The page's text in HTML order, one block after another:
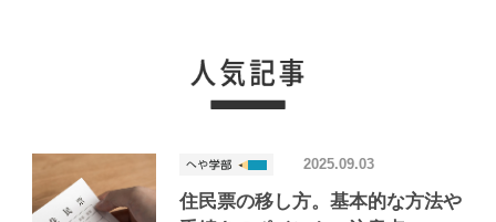
住民票の移し方。基本的な方法や
2025.09.03